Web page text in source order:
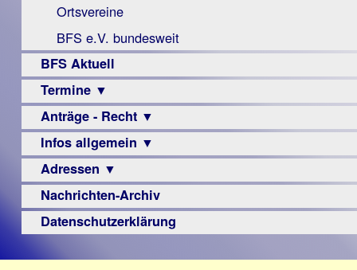
Ortsvereine
BFS e.V. bundesweit
BFS Aktuell
Termine ▼
Veranstaltungsprogramme
Anträge - Recht ▼
Archiv
Urteile
Infos allgemein ▼
Sehbehinderung
Frühförderung
Schule
–
Adressen ▼
Augenoptiker
Berufsbildungswerke
Nachrichten-Archiv
Datenschutzerklärung